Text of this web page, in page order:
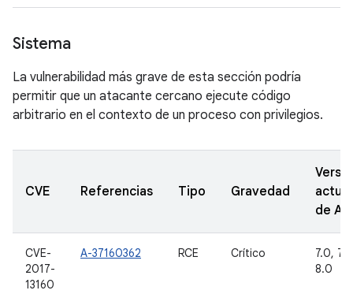
Sistema
La vulnerabilidad más grave de esta sección podría
permitir que un atacante cercano ejecute código
arbitrario en el contexto de un proceso con privilegios.
CVE Referencias Tipo Gravedad
de
CVE-
2017-
13160
A-37160362 RCE Crítico
7.0,
8.0